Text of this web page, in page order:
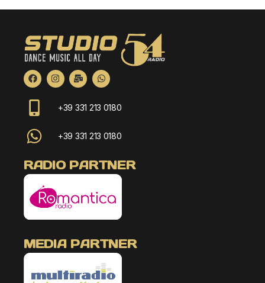
+39 331 213 0180
+39 331 213 0180
RADIO PARTNER
MEDIA PARTNER